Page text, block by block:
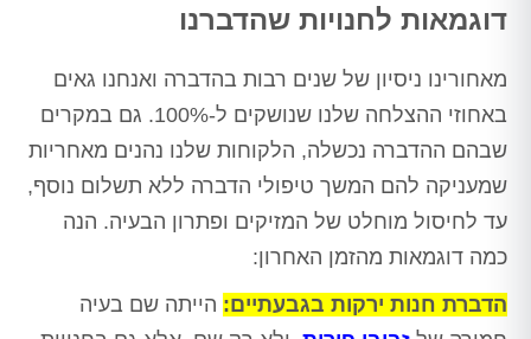
דוגמאות לחנויות שהדברנו
מאחורינו ניסיון של שנים רבות בהדברה ואנחנו גאים
באחוזי ההצלחה שלנו שנושקים ל-100%. גם במקרים
שבהם ההדברה נכשלה, הלקוחות שלנו נהנים מאחריות
שמעניקה להם המשך טיפולי הדברה ללא תשלום נוסף,
עד לחיסול מוחלט של המזיקים ופתרון הבעיה. הנה
כמה דוגמאות מהזמן האחרון:
הדברת חנות ירקות בגבעתיים: הייתה שם בעיה